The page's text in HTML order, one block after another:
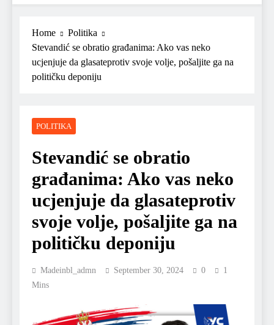
Home
Politika
Stevandić se obratio građanima: Ako vas neko
ucjenjuje da glasateprotiv svoje volje, pošaljite ga na
političku deponiju
POLITIKA
Stevandić se obratio
građanima: Ako vas neko
ucjenjuje da glasateprotiv
svoje volje, pošaljite ga na
političku deponiju
Madeinbl_admn September 30, 2024 0
1
Mins